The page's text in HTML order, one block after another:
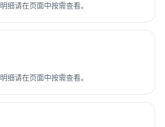
细请在页面中按需查看。
细请在页面中按需查看。